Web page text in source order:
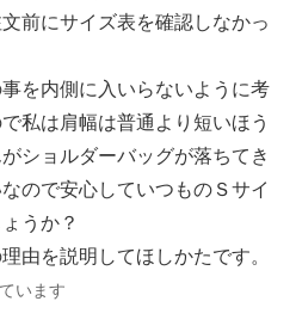
前にサイズ表を確認しなかっ
を内側に入いらないように考
私は肩幅は普通より短いほう
ショルダーバッグが落ちてき
ので安心していつものＳサイ
うか？
由を説明してほしかたです。
います